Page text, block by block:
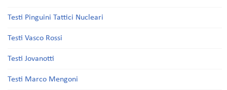
Testi Pinguini Tattici Nucleari
Testi Vasco Rossi
Testi Jovanotti
Testi Marco Mengoni